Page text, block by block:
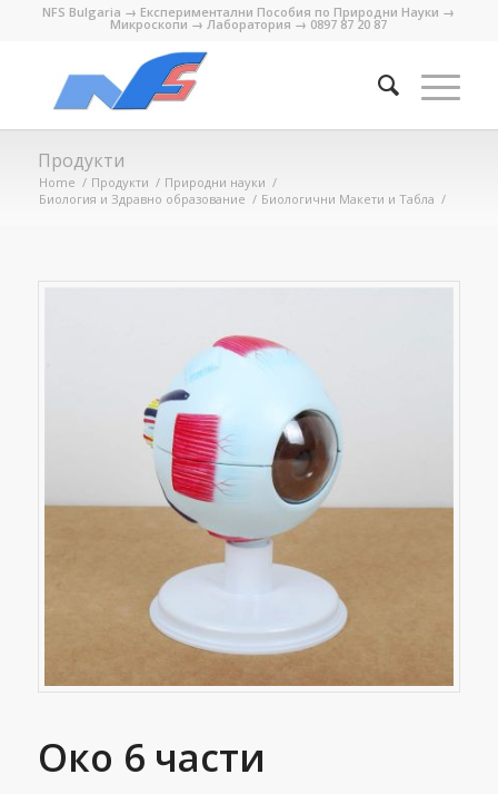
NFS Bulgaria → Експериментални Пособия по Природни Науки →
Микроскопи → Лаборатория → 0897 87 20 87
Продукти
Home / Продукти / Природни науки /
Биология и Здравно образование / Биологични Макети и Табла /
Око 6 части